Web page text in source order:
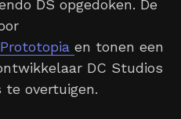
DS opgedoken. De
Prototopia en tonen een
DC Studios
overtuigen.